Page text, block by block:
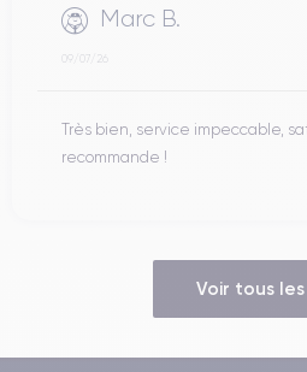
Marc B.
09/07/26
Très bien, service impeccable,
recommande !
Voir tous